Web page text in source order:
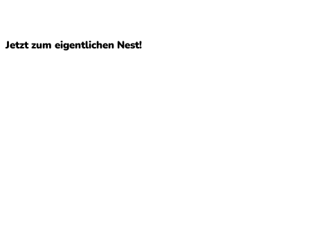
Jetzt zum eigentlichen Nest!